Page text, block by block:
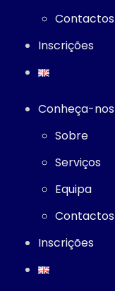
Contactos
Inscrições
Conheça-nos
Sobre
Serviços
Equipa
Contactos
Inscrições